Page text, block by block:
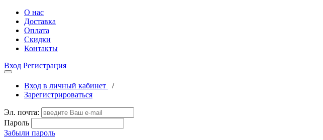
О нас
Доставка
Оплата
Скидки
Контакты
Вход Регистрация
Вход в личный кабинет
/
Зарегистрироваться
Эл. почта:
Пароль
Забыли пароль